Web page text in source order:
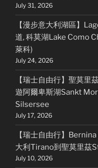
July 31, 2026
【漫步意大利湖區】
道, 科莫湖Lake Como
萊科)
July 24, 2026
【瑞士自由行】聖莫里
遊阿爾卑斯湖Sankt
Silsersee
July 17, 2026
【瑞士自由行】
大利Tirano到聖莫里茲
July 10, 2026